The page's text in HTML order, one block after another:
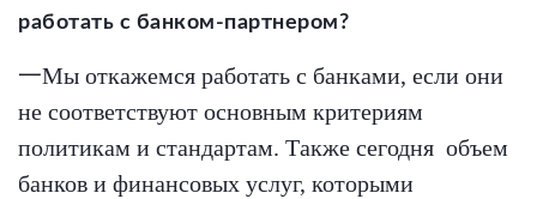
работать с банком-партнером?
一Мы откажемся работать с банками, если они
не соответствуют основным критериям
политикам и стандартам. Также сегодня объем
банков и финансовых услуг, которыми